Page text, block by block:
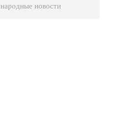
народные новости